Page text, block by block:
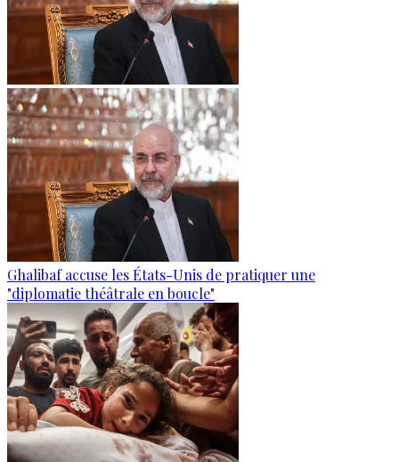
Ghalibaf accuse les États-Unis de pratiquer une
"diplomatie théâtrale en boucle"